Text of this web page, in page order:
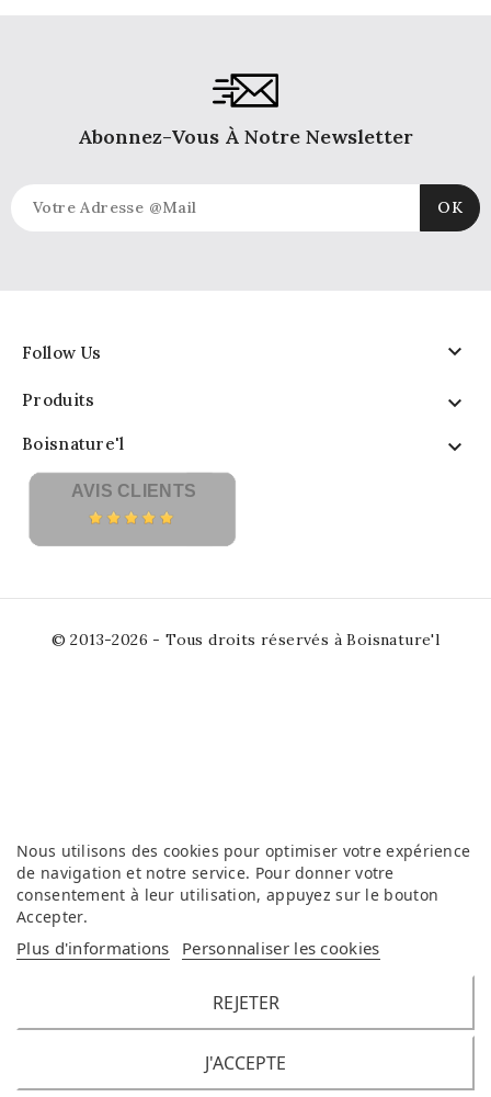
Abonnez-Vous À Notre Newsletter
Follow Us 
Produits 
Boisnature'l 
Nous utilisons des cookies pour optimiser votre expérience
de navigation et notre service. Pour donner votre
consentement à leur utilisation, appuyez sur le bouton
Accepter.
Plus d'informations Personnaliser les cookies
REJETER
J'ACCEPTE
AVIS CLIENTS
© 2013-2026 - Tous droits réservés à Boisnature'l